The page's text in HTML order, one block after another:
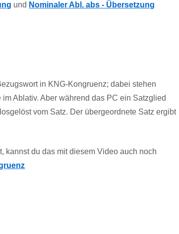
und Nominaler Abl. abs - Übersetzung
in KNG-Kongruenz; dabei stehen
Ablativ. Aber während das PC ein Satzglied
vom Satz. Der übergeordnete Satz ergibt
kannst du das mit diesem Video auch noch